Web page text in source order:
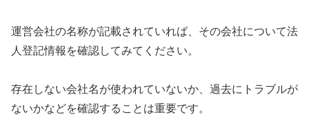
運営会社の名称が記載されていれば、その会社について法
人登記情報を確認してみてください。
存在しない会社名が使われていないか、過去にトラブルが
ないかなどを確認することは重要です。